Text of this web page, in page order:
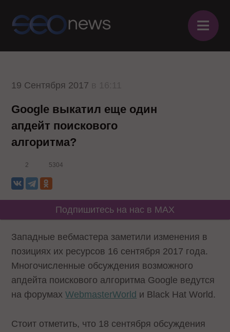
≡
19 Сентября 2017
Google выкатил еще один
апдейт поискового
алгоритма?
2 5304
Подпишитесь на нас в MAX
Западные вебмастера заметили изменения в
позициях их ресурсов 16 сентября 2017 года.
Многочисленные обсуждения возможного
апдейта поискового алгоритма Google ведутся
на форумахWebmasterWorld и Black Hat World.
Стоит отметить, что 18 сентября обсуждения